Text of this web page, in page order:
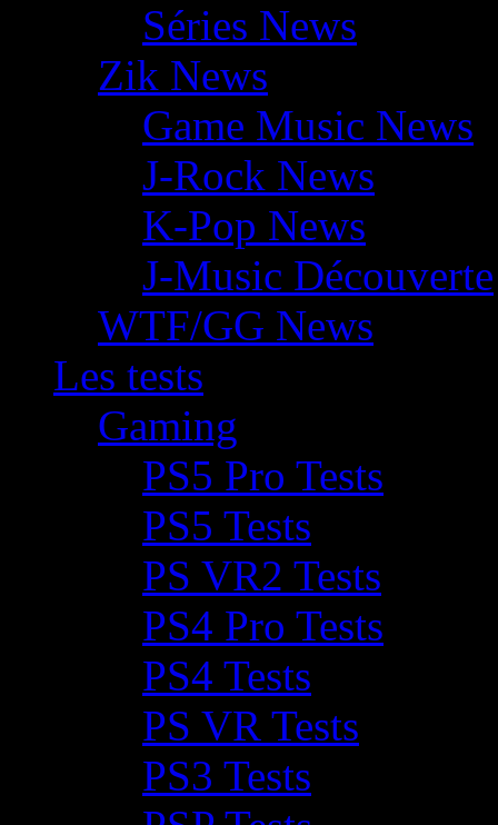
Séries News
Zik News
Game Music News
J-Rock News
K-Pop News
J-Music Découverte
WTF/GG News
Les tests
Gaming
PS5 Pro Tests
PS5 Tests
PS VR2 Tests
PS4 Pro Tests
PS4 Tests
PS VR Tests
PS3 Tests